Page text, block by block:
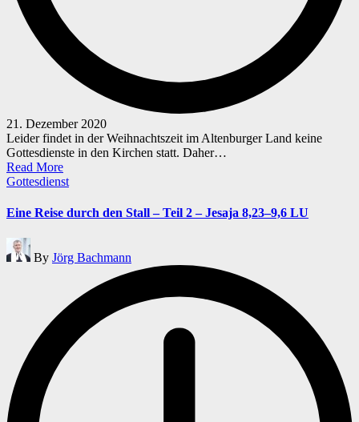
21. Dezember 2020
Leider findet in der Weihnachtszeit im Altenburger Land keine
Gottesdienste in den Kirchen statt. Daher…
Read More
Posted
Gottesdienst
Eine Reise durch den Stall – Teil 2 – Jesaja 8,23–9,6 LU
Posted
by
By Jörg Bachmann